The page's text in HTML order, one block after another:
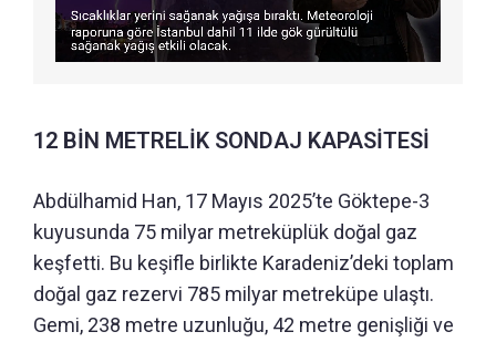
12 BİN METRELİK SONDAJ KAPASİTESİ
Abdülhamid Han, 17 Mayıs 2025’te Göktepe-3
kuyusunda 75 milyar metreküplük doğal gaz
keşfetti. Bu keşifle birlikte Karadeniz’deki toplam
doğal gaz rezervi 785 milyar metreküpe ulaştı.
Gemi, 238 metre uzunluğu, 42 metre genişliği ve